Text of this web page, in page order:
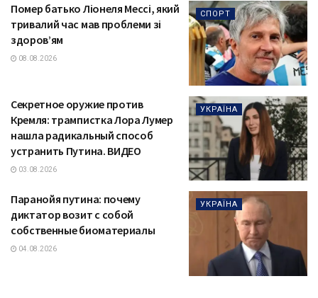
СПОРТ
Помер батько Ліонеля Мессі, який
тривалий час мав проблеми зі
здоров’ям
08.08.2026
УКРАЇНА
Секретное оружие против
Кремля: трампистка Лора Лумер
нашла радикальный способ
устранить Путина. ВИДЕО
03.08.2026
УКРАЇНА
Паранойя путина: почему
диктатор возит с собой
собственные биоматериалы
04.08.2026